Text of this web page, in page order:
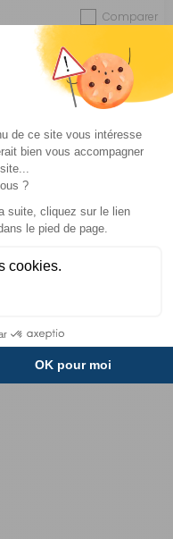
Comparer
: 496134 DESTOCKAGE
339 €